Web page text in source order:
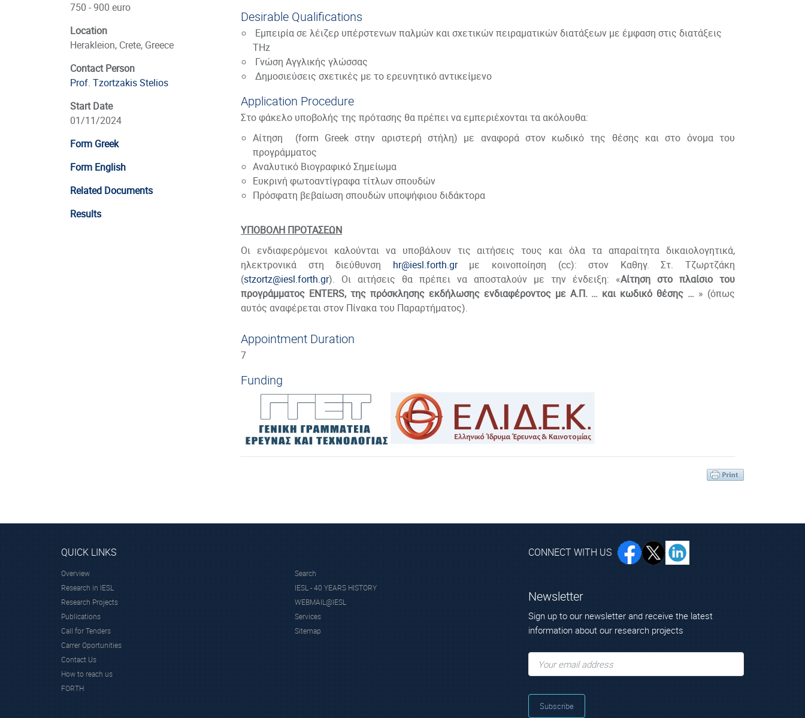
750 - 900 euro
Location
Herakleion, Crete, Greece
Contact Person
Prof. Tzortzakis Stelios
Start Date
01/11/2024
Form Greek
Form English
Related Documents
Results
Desirable Qualifications
Εμπειρία σε λέιζερ υπέρστενων παλμών και σχετικών πειραματικών διατάξεων με έμφαση στις διατάξεις
THz
Γνώση Αγγλικής γλώσσας
Δημοσιεύσεις σχετικές με το ερευνητικό αντικείμενο
Application Procedure
Στο φάκελο υποβολής της πρότασης θα πρέπει να εμπεριέχονται τα ακόλουθα:
Αίτηση (form Greek στην αριστερή στήλη) με αναφορά στον κωδικό της θέσης και στο όνομα του
προγράμματος
Αναλυτικό Βιογραφικό Σημείωμα
Ευκρινή φωτοαντίγραφα τίτλων σπουδών
Πρόσφατη βεβαίωση σπουδών υποψήφιου διδάκτορα
ΥΠΟΒΟΛΗ ΠΡΟΤΑΣΕΩΝ
Οι ενδιαφερόμενοι καλούνται να υποβάλουν τις αιτήσεις τους και όλα τα απαραίτητα δικαιολογητικά,
ηλεκτρονικά στη διεύθυνση hr@iesl.forth.grμε κοινοποίηση (cc): στον Καθηγ. Στ. Τζωρτζάκη
(stzortz@iesl.forth.gr). Οι αιτήσεις θα πρέπει να αποσταλούν με την ένδειξη: «Αίτηση στο πλαίσιο του
προγράμματος ENTERS, της πρόσκλησης εκδήλωσης ενδιαφέροντος με Α.Π. … και κωδικό θέσης … » (όπως
αυτός αναφέρεται στον Πίνακα του Παραρτήματος).
Appointment Duration
7
Funding
QUICK LINKS
Overview
Research in IESL
Research Projects
Publications
Call for Tenders
Carrer Oportunities
Contact Us
How to reach us
FORTH
Search
IESL - 40 YEARS HISTORY
WEBMAIL@IESL
Services
Sitemap
CONNECT WITH US
Newsletter
Sign up to our newsletter and receive the latest
information about our research projects